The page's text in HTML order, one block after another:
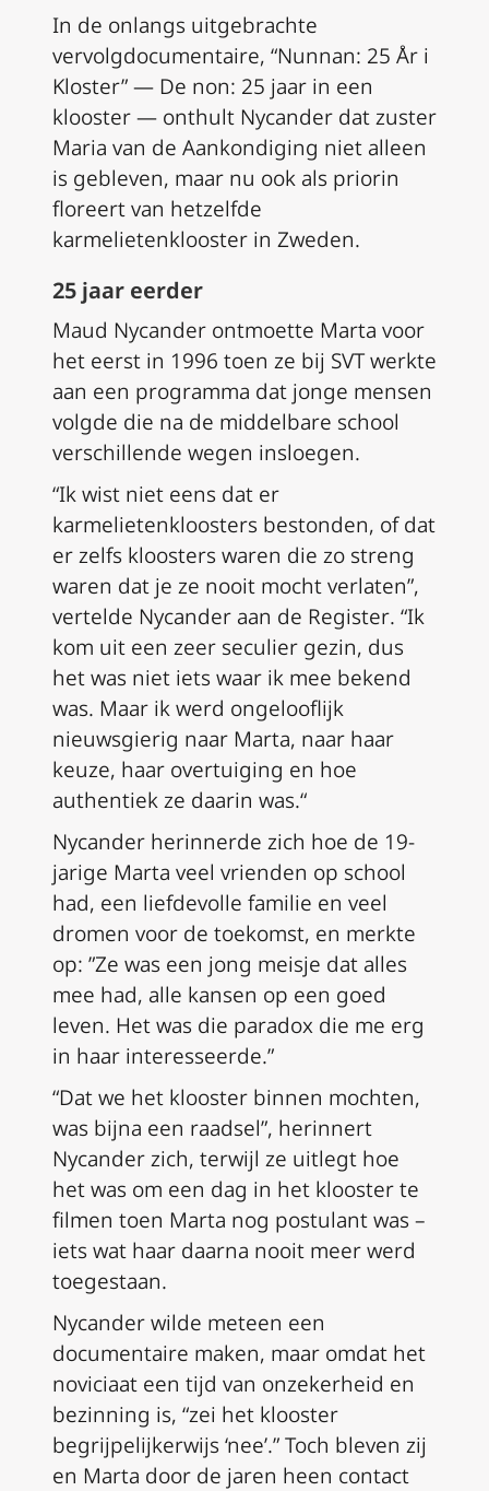
In de onlangs uitgebrachte
vervolgdocumentaire, “Nunnan: 25 År i
Kloster”— De non: 25 jaar in een
klooster— onthult Nycander dat zuster
Maria van de Aankondiging niet alleen
is gebleven, maar nu ook als priorin
floreert van hetzelfde
karmelietenklooster in Zweden.
25 jaar eerder
Maud Nycander ontmoette Marta voor
het eerst in 1996 toen ze bij SVT werkte
aan een programma dat jonge mensen
volgde die na de middelbare school
verschillende wegen insloegen.
“Ik wist niet eens dat er
karmelietenkloosters bestonden, of dat
er zelfs kloosters waren die zo streng
waren dat je ze nooit mocht verlaten”,
vertelde Nycander aan de Register. “Ik
kom uit een zeer seculier gezin, dus
het was niet iets waar ik mee bekend
was. Maar ik werd ongelooflijk
nieuwsgierig naar Marta, naar haar
keuze, haar overtuiging en hoe
authentiek ze daarin was.“
Nycander herinnerde zich hoe de 19-
jarige Marta veel vrienden op school
had, een liefdevolle familie en veel
dromen voor de toekomst, en merkte
op: ”Ze was een jong meisje dat alles
mee had, alle kansen op een goed
leven. Het was die paradox die me erg
in haar interesseerde.”
“Dat we het klooster binnen mochten,
was bijna een raadsel”, herinnert
Nycander zich, terwijl ze uitlegt hoe
het was om een dag in het klooster te
filmen toen Marta nog postulant was –
iets wat haar daarna nooit meer werd
toegestaan.
Nycander wilde meteen een
documentaire maken, maar omdat het
noviciaat een tijd van onzekerheid en
bezinning is, “zei het klooster
begrijpelijkerwijs ‘nee’.” Toch bleven zij
en Marta door de jaren heen contact